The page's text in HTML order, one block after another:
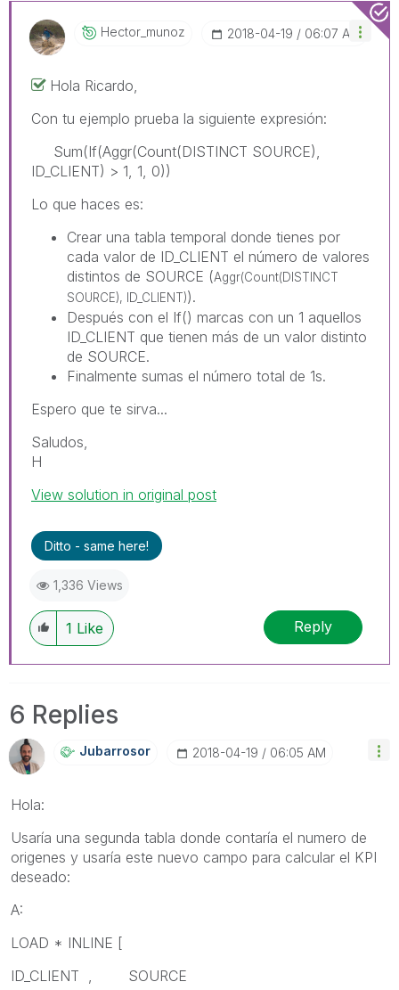
Hector_munoz ‎2018-04-19 06:07 AM
Hola Ricardo,
Con tu ejemplo prueba la siguiente expresión:
Sum(If(Aggr(Count(DISTINCT SOURCE),
ID_CLIENT) > 1, 1, 0))
Lo que haces es:
Crear una tabla temporal donde tienes por
cada valor de ID_CLIENT el número de valores
distintos de SOURCE (Aggr(Count(DISTINCT
SOURCE), ID_CLIENT)).
Después con el If() marcas con un 1 aquellos
ID_CLIENT que tienen más de un valor distinto
de SOURCE.
Finalmente sumas el número total de 1s.
Espero que te sirva...
Saludos,
H
View solution in original post
Ditto - same here!
1,336 Views
1 Like Reply
6 Replies
Jubarrosor ‎2018-04-19 06:05 AM
Hola:
Usaría una segunda tabla donde contaría el numero de
origenes y usaría este nuevo campo para calcular el KPI
deseado:
A:
LOAD * INLINE [
ID_CLIENT , SOURCE